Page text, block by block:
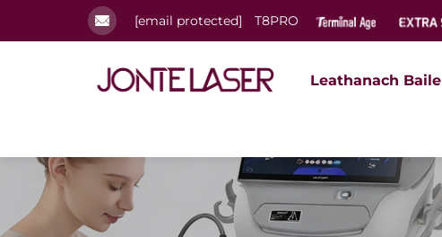
[email protected] T8PRO
Leathanach Baile